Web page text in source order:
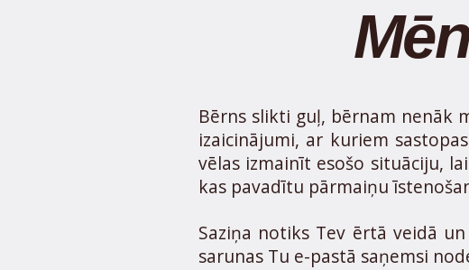
Bērns slikti guļ, bērnam nenāk
izaicinājumi, ar kuriem
vēlas izmainīt esošo situāciju,
kas pavadītu pārmaiņu
Saziņa notiks Tev ērtā veidā
sarunas Tu e-pastā saņemsi